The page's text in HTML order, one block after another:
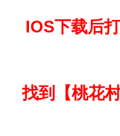
IOS下载后
找到
【桃花